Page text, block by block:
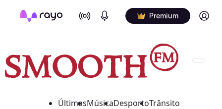
On Air Podcasts Premium Log in
ÚltimasMúsicaDesportoTrânsito